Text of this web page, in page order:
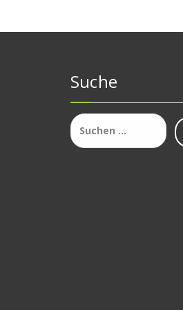
Suche
Suchen
nach: